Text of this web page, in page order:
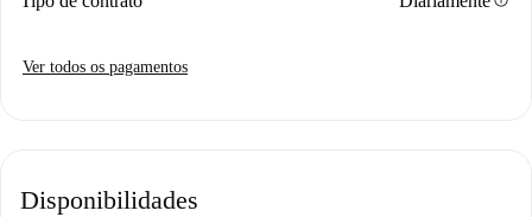
Ver todos os pagamentos
Disponibilidades